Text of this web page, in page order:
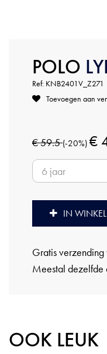
POLO
Ref: KNB2401V_Z271
Toevoegen aan
€ 59.5(-20%) €
IN
Gratis
Meestal dezelfde
OOK LEUK